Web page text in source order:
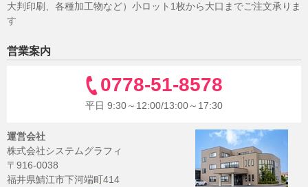
大判印刷、各種加工物など）小ロット1枚から大口までご注文承りま
す
営業案内
0778-51-8578
平日 9:30～12:00/13:00～17:30
運営会社
株式会社システムグラフィ
〒916-0038
福井県鯖江市下河端町414